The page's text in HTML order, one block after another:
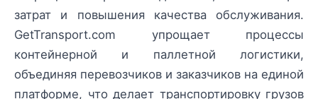
затрат и повышения качества обслуживания.
GetTransport.com упрощает процессы
контейнерной и паллетной логистики,
объединяя перевозчиков и заказчиков на единой
платформе, что делает транспортировку грузов